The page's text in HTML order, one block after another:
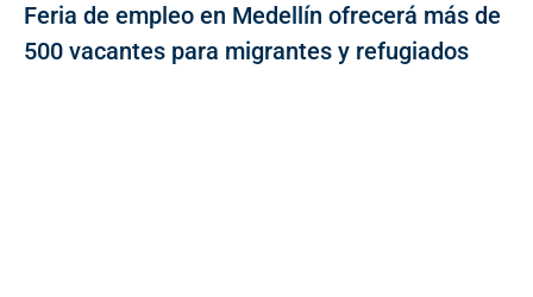
Feria de empleo en Medellín ofrecerá más de
500 vacantes para migrantes y refugiados